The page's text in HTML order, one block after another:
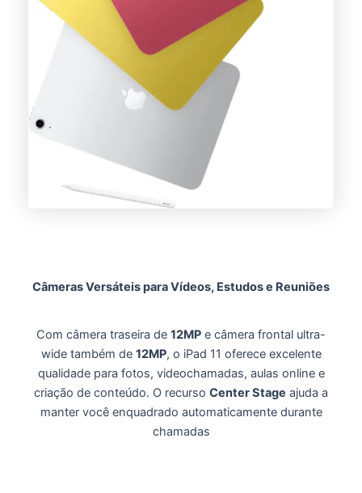
Câmeras Versáteis para Vídeos, Estudos e Reuniões
Com câmera traseira de 12MP e câmera frontal ultra-
wide também de 12MP, o iPad 11 oferece excelente
qualidade para fotos, videochamadas, aulas online e
criação de conteúdo. O recurso Center Stage ajuda a
manter você enquadrado automaticamente durante
chamadas